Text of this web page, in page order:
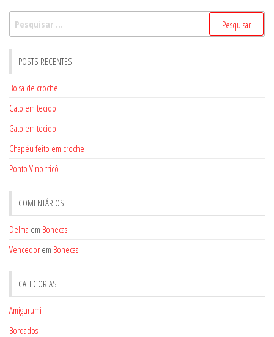
POSTS RECENTES
Bolsa de croche
Gato em tecido
Gato em tecido
Chapéu feito em croche
Ponto V no tricô
COMENTÁRIOS
Delma em Bonecas
Vencedor em Bonecas
CATEGORIAS
Amigurumi
Bordados